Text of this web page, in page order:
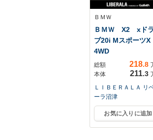
ＢＭＷ
ＢＭＷ X2 xド
ブ20i MスポーツX
4WD
総額 218.8
本体
211.3
ＬＩＢＥＲＡＬＡ リ
ーラ沼津
お気に入りに追加